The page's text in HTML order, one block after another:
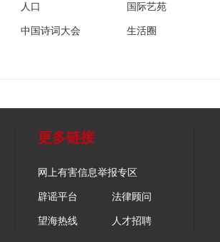
人口 国际艺苑
中国诗词大会 生活圈
更多链接
网上有害信息举报专区
辟谣平台 法律顾问
望海热线 人才招聘